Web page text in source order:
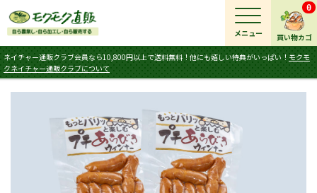
買い物カゴ
0
ネイチャー通販クラブ会員なら10,800円以上で送料無料！他にも嬉しい特典がいっぱい！ モクモ
クネイチャー通販クラブについて
メニュー